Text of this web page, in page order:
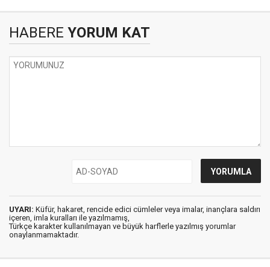
HABERE YORUM KAT
UYARI: Küfür, hakaret, rencide edici cümleler veya imalar, inançlara saldırı
içeren, imla kuralları ile yazılmamış,
Türkçe karakter kullanılmayan ve büyük harflerle yazılmış yorumlar
onaylanmamaktadır.